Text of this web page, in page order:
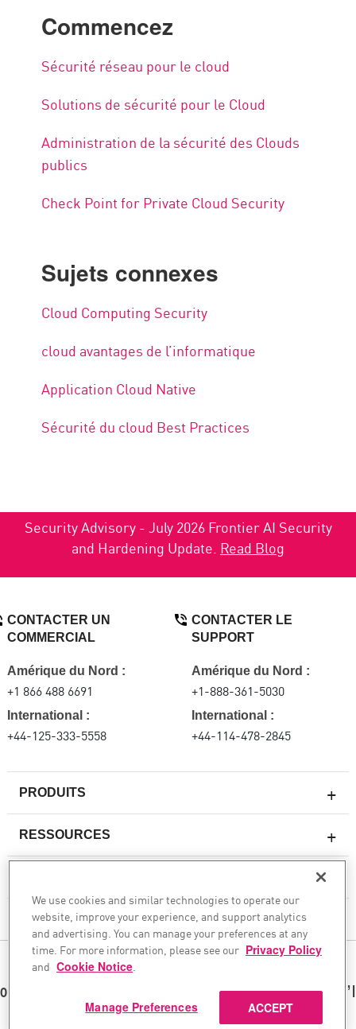
Commencez
Sécurité réseau pour le cloud
Solutions de sécurité pour le Cloud
Administration de la sécurité des Clouds
publics
Check Point for Private Cloud Security
Sujets connexes
Cloud Computing Security
cloud avantages de l’informatique
Application Cloud Native
Sécurité du cloud Best Practices
Security Advisory - July 2026 Frontier AI Security
and Hardening Update. Read Blog
PRODUITS
Pare-feux de nouvelle génération
Sécurité réseau pour le cloud
WAF
RESSOURCES
CHECK POINT
CONTACTER UN
COMMERCIAL
Amérique du Nord :
+1 866 488 6691
International :
+44-125-333-5558
CONTACTER LE
SUPPORT
Amérique du Nord :
+1-888-361-5030
International :
+44-114-478-2845
SUIVEZ-NOUS
sécurisons votre transformation en matière
©1994–2026 Check Point Software Technologies Ltd. Tous droits réservés.
Paramètres des cookies Obtenez les dernières nouvelles
We use cookies and similar technologies to operate our
website, improve your experience, and support analytics
and advertising. You can manage your preferences at any
time. For more information, please see our Privacy Policy
and Cookie Notice.
ACCEPT
Manage Preferences